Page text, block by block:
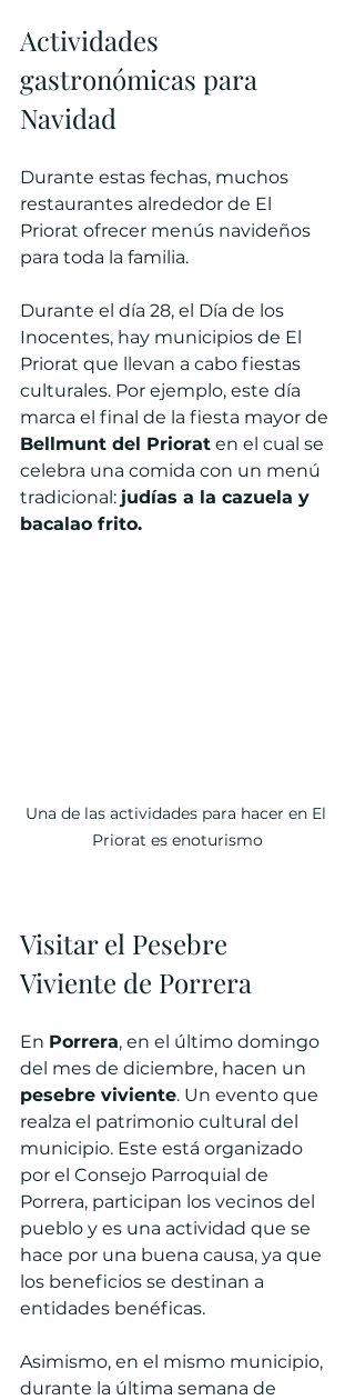
Actividades
gastronómicas para
Navidad
Durante estas fechas, muchos
restaurantes alrededor de El
Priorat ofrecer menús navideños
para toda la familia.
Durante el día 28, el Día de los
Inocentes, hay municipios de El
Priorat que llevan a cabo fiestas
culturales. Por ejemplo, este día
marca el final de la fiesta mayor de
Bellmunt del Priorat en el cual se
celebra una comida con un menú
tradicional: judías a la cazuela y
bacalao frito.
Una de las actividades para hacer en El
Priorat es enoturismo
Visitar el Pesebre
Viviente de Porrera
En Porrera, en el último domingo
del mes de diciembre, hacen un
pesebre viviente. Un evento que
realza el patrimonio cultural del
municipio. Este está organizado
por el Consejo Parroquial de
Porrera, participan los vecinos del
pueblo y es una actividad que se
hace por una buena causa, ya que
los beneficios se destinan a
entidades benéficas.
Asimismo, en el mismo municipio,
durante la última semana de